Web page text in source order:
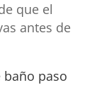
que el
antes de
paso